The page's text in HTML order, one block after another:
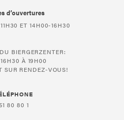
d’ouvertures
ET 14H00-16H30
BIERGERZENTER:
À 19H00
SUR RENDEZ-VOUS!
51 80 80 1